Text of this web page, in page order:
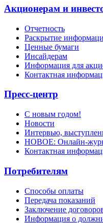
Акционерам и
Отчетность
Раскрытие
Ценные бумаги
Инсайдерам
Информация для
Контактная
Пресс-центр
С новым годом!
Новости
Интервью,
НОВОЕ: Онлайн-
Контактная
Потребителям
Способы оплаты
Передача показаний
Заключение
Информация о